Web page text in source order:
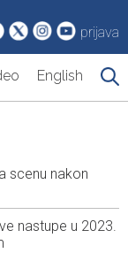
prijava
English
scenu nakon
nastupe u 2023.